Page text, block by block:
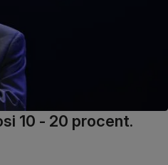
10 - 20 procent.